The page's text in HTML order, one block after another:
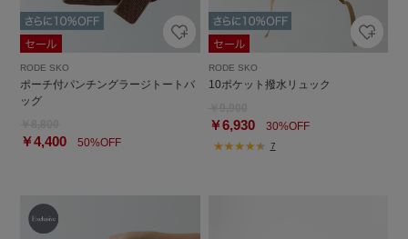
RODE SKO
ポーチ付パンチングラージトートバ
ッグ
￥4,400 50%OFF
RODE SKO
10ポケット撥水リュック
￥6,93030%OFF
7